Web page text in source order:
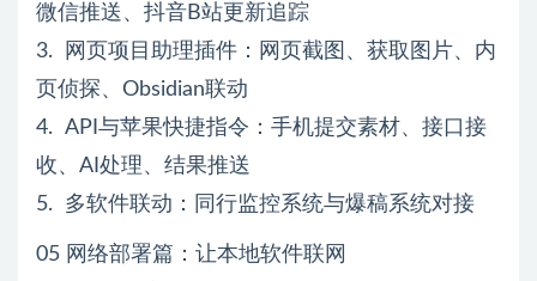
微信推送、抖音B站更新追踪
3. 网页项目助理插件：网页截图、获取图片、内
页侦探、Obsidian联动
4. API与苹果快捷指令：手机提交素材、接口接
收、AI处理、结果推送
5. 多软件联动：同行监控系统与爆稿系统对接
05 网络部署篇：让本地软件联网